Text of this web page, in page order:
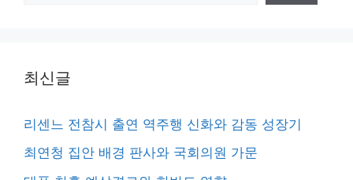
최신글
리센느 전참시 출연 역주행 신화와 감동 성장기
최연청 집안 배경 판사와 국회의원 가문